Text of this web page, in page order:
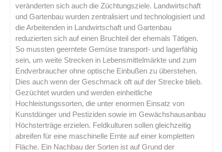
veränderten sich auch die Züchtungsziele. Landwirtschaft
und Gartenbau wurden zentralisiert und technologisiert und
die Arbeitenden in Landwirtschaft und Gartenbau
reduzierten sich auf einen Bruchteil der ehemals Tätigen.
So mussten geerntete Gemüse transport- und lagerfähig
sein, um weite Strecken in Lebensmittelmärkte und zum
Endverbraucher ohne optische Einbußen zu überstehen.
Dies auch wenn der Geschmack oft auf der Strecke blieb.
Gezüchtet wurden und werden einheitliche
Hochleistungssorten, die unter enormen Einsatz von
Kunstdünger und Pestiziden sowie im Gewächshausanbau
Höchsterträge erzielen. Feldkulturen sollen gleichzeitig
abreifen für eine maschinelle Ernte auf einer kompletten
Fläche. Ein Nachbau der Sorten ist auf Grund der